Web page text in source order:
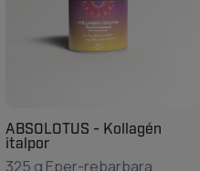
ABSOLOTUS - Kollagén
italpor
325 g Eper-rebarbara